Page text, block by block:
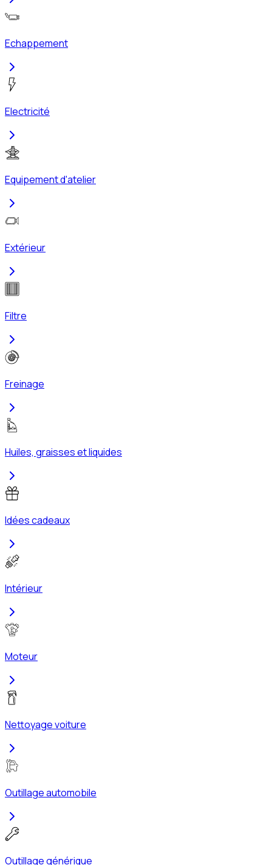
Echappement
Electricité
Equipement d'atelier
Extérieur
Filtre
Freinage
Huiles, graisses et liquides
Idées cadeaux
Intérieur
Moteur
Nettoyage voiture
Outillage automobile
Outillage générique